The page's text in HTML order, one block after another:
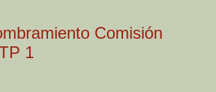
Comisión
1